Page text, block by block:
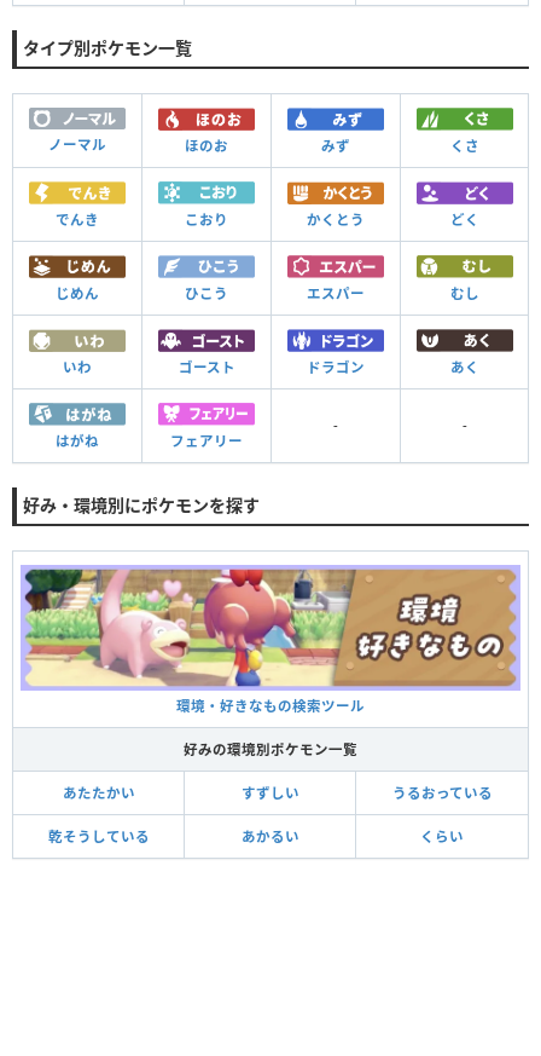
タイプ別ポケモン一覧
ノーマル ほのお みず くさ
でんき こおり かくとう どく
じめん ひこう エスパー むし
いわ ゴースト ドラゴン あく
はがね フェアリー
- -
好み・環境別にポケモンを探す
環境・好きなもの検索ツール
好みの環境別ポケモン一覧
あたたかい すずしい うるおっている
乾そうしている あかるい くらい